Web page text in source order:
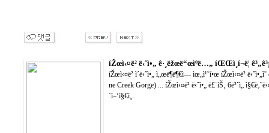
íŽœì‹¤ë² ë‹ˆì•„ ê·¸ëžœë“œìºë…„ íŒŒì¸í¬ë¦­
íŽœì‹¤ë² ì´ë‹ˆì•„ ì„œë¶ë¶€ì— ìœ„ì¹˜í•œ íŽœì‹¤ë²
ne Creek Gorge) ... íŽœì‹¤ë² ë‹ˆì•„ ë£¨íŠ¸ 6ë²ˆì„
´ì–‘ì§€ì¸..